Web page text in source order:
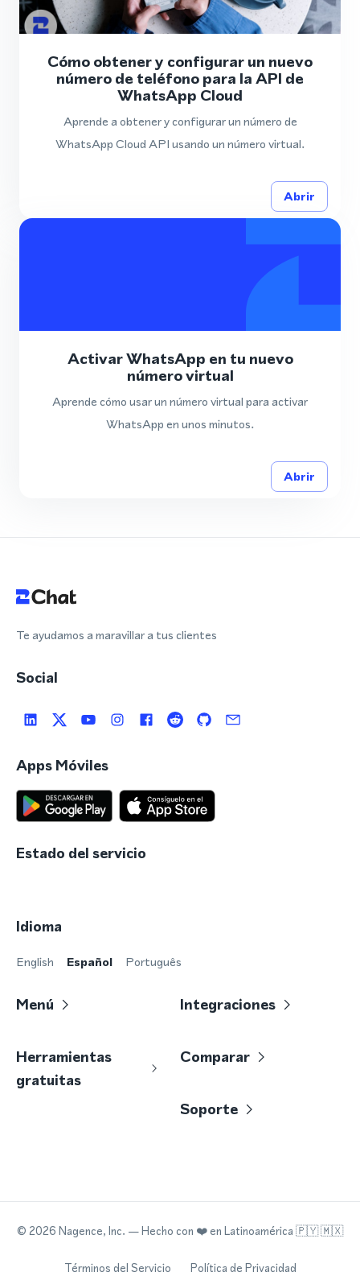
Cómo obtener y configurar un nuevo
número de teléfono para la API de
WhatsApp Cloud
Aprende a obtener y configurar un número de
WhatsApp Cloud API usando un número virtual.
Abrir
Activar WhatsApp en tu nuevo
número virtual
Aprende cómo usar un número virtual para activar
WhatsApp en unos minutos.
Abrir
Te ayudamos a maravillar a tus clientes
Social
Apps Móviles
Estado del servicio
Idioma
English Español Português
Menú Integraciones
Herramientas
gratuitas
Comparar
Soporte
© 2026 Nagence, Inc. — Hecho con ❤️ en Latinoamérica 🇵🇾 🇲🇽
Términos del Servicio Política de Privacidad